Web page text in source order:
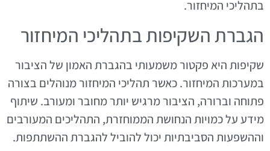
בתהליכי המיחזור.
הגברת השקיפות בתהליכי המיחזור
שקיפות היא פקטור משמעותי בהגברת האמון של הציבור
במערכות המיחזור. כאשר תהליכי המיחזור מנוהלים בצורה
פתוחה וברורה, הציבור מרגיש יותר מחובר ומעורב. שיתוף
מידע על כמויות הנחושת הממוחזרת, התהליכים המעורבים
וההשפעות הסביבתיות יכול להוביל להגברת ההשתתפות.